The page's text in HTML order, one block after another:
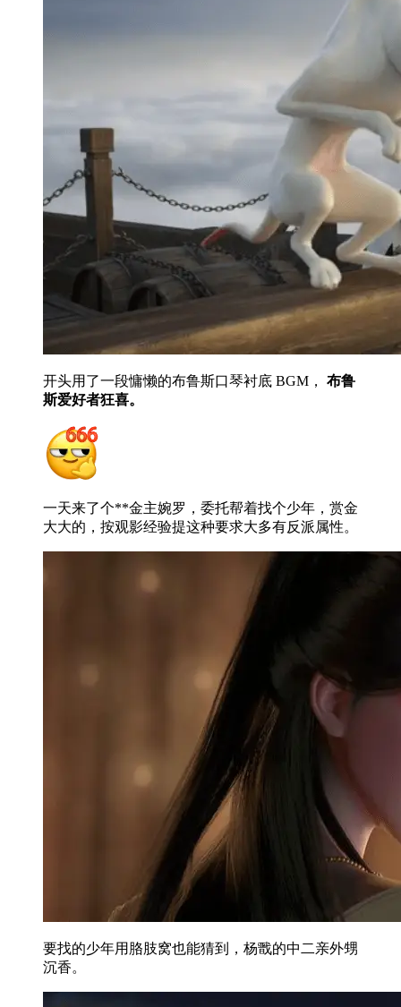
开头用了一段慵懒的布鲁斯口琴衬底 BGM， 布鲁
斯爱好者狂喜。
一天来了个**金主婉罗，委托帮着找个少年，赏金
大大的，按观影经验提这种要求大多有反派属性。
要找的少年用胳肢窝也能猜到，杨戬的中二亲外甥
沉香。